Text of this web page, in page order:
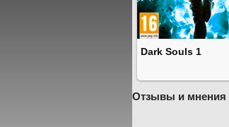
Dark Souls 1
Отзывы и мнения